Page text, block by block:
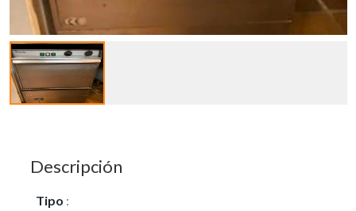
Descripción
Tipo :